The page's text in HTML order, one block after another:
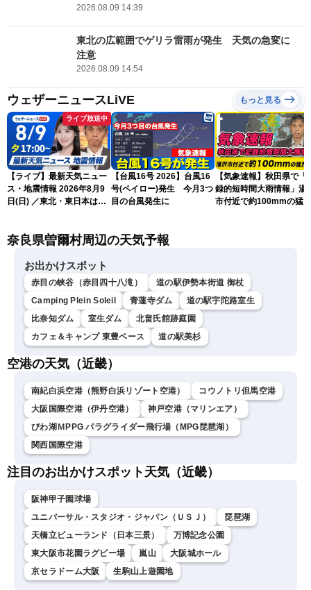
2026.08.09 14:39
東北の広範囲でゲリラ雷雨が発生 天気の急変に
注意
2026.08.09 14:54
ウェザーニュースLiVE もっと見る
ライブ放送中
【ライブ】最新天気ニュー
ス・地震情報 2026年8月9
日(日) ／東北・東日本は急
北美月／芳野達郎〉
【台風16号 2026】台風16
号(ペイロー)発生 今月3つ
目の台風発生に
【気象速報】秋田県で「
録的短時間大雨情報」湯
市付近で約100mmの猛烈
奈良県曽爾村周辺の天気予報
お出かけスポット
赤目の峡谷（赤目四十八滝）
道の駅伊勢本街道 御杖
Camping Plein Soleil
青蓮寺ダム
道の駅宇陀路室生
比奈知ダム
室生ダム
北畠氏館跡庭園
カフェ＆キャンプ 東豊ベース
道の駅美杉
空港の天気（近畿）
南紀白浜空港（熊野白浜リゾート空港）
コウノトリ但馬空港
大阪国際空港（伊丹空港）
神戸空港（マリンエア）
びわ湖ＭPPG パラグライダー飛行場（MPG琵琶湖）
関西国際空港
注目のお出かけスポット天気（近畿）
阪神甲子園球場
ユニバーサル・スタジオ・ジャパン（ＵＳＪ）
琵琶湖
天橋立ビューランド（日本三景）
万博記念公園
東大阪市花園ラグビー場
嵐山
大阪城ホール
京セラドーム大阪
生駒山上遊園地